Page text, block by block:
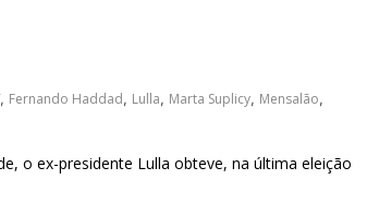
, Fernando Haddad, Lulla, Marta Suplicy, Mensalão,
o ex-presidente Lulla obteve, na última eleição